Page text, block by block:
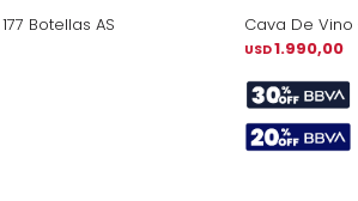
Botellas AS Cava De Vino
USD1.990,00